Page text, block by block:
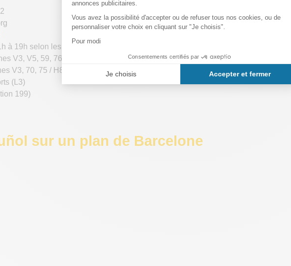
à 19h selon les exposions du lundi au samedi.
V3, V5, 59, 76 75)
V3, 70, 75 / H8, V5, 59)
(L3)
199)
sur un plan de Barcelone